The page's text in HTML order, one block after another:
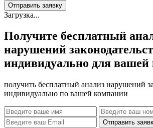
Отправить заявку
Загрузка...
Получите бесплатный
нарушений
индивидуально для
получить бесплатный анализ нарушений
индивидуально по вашей компании
Отправить